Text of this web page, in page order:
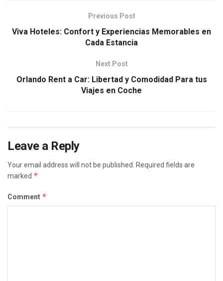
Previous Post
Viva Hoteles: Confort y Experiencias Memorables en
Cada Estancia
Next Post
Orlando Rent a Car: Libertad y Comodidad Para tus
Viajes en Coche
Leave a Reply
Your email address will not be published. Required fields are
marked *
Comment *